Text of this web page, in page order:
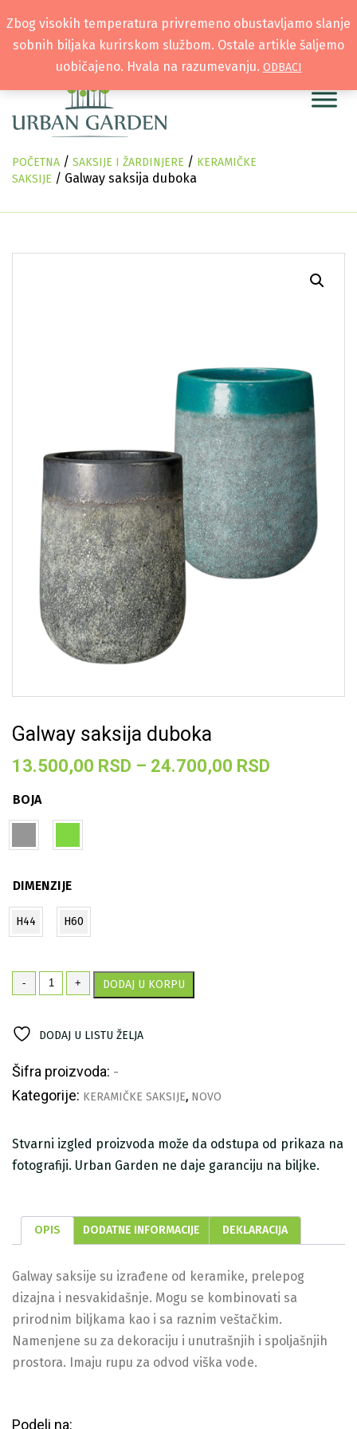
POČETNA / SAKSIJE I ŽARDINJERE / KERAMIČKE
SAKSIJE / Galway saksija duboka
Galway saksija duboka
13.500,00 RSD – 24.700,00 RSD
BOJA
DIMENZIJE
H44 H60
-
Galway
saksija
+ DODAJ U KORPU
DODAJ U LISTU ŽELJA
Šifra proizvoda: -
Kategorije: KERAMIČKE SAKSIJE, NOVO
Stvarni izgled proizvoda može da odstupa od prikaza na
fotografiji. Urban Garden ne daje garanciju na biljke.
OPIS DODATNE INFORMACIJE DEKLARACIJA
Galway saksije su izrađene od keramike, prelepog
dizajna i nesvakidašnje. Mogu se kombinovati sa
prirodnim biljkama kao i sa raznim veštačkim.
Namenjene su za dekoraciju i unutrašnjih i spoljašnjih
prostora. Imaju rupu za odvod viška vode.
Podeli na:
Zbog visokih temperatura privremeno obustavljamo slanje
sobnih biljaka kurirskom službom. Ostale artikle šaljemo
uobičajeno. Hvala na razumevanju. ODBACI